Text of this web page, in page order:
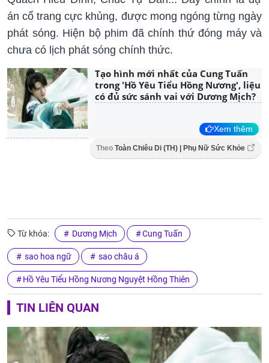
án cổ trang cực khủng, được mong ngóng từng ngày
phát sóng. Hiện bộ phim đã chính thứ đóng máy và
chưa có lịch phát sóng chính thức.
Tạo hình mới nhất của Cung Tuấn
trong 'Hồ Yêu Tiểu Hồng Nương', liệu
có đủ sức sánh vai với Dương Mịch?
Xem thêm
Theo Toàn Chiêu Di (TH) | Phụ Nữ Sức Khỏe
Từ khóa: Dương Mịch Cung Tuấn
sao hoa ngữ sao châu á
Hồ Yêu Tiểu Hồng Nương Nguyệt Hồng Thiên
TIN LIÊN QUAN